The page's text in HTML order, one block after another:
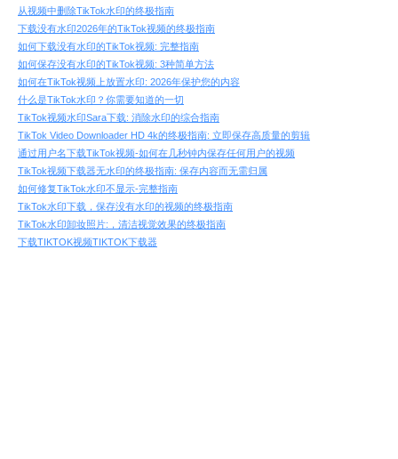
从视频中删除TikTok水印的终极指南
下载没有水印2026年的TikTok视频的终极指南
如何下载没有水印的TikTok视频: 完整指南
如何保存没有水印的TikTok视频: 3种简单方法
如何在TikTok视频上放置水印: 2026年保护您的内容
什么是TikTok水印？你需要知道的一切
TikTok视频水印Sara下载: 消除水印的综合指南
TikTok Video Downloader HD 4k的终极指南: 立即保存高质量的剪辑
通过用户名下载TikTok视频-如何在几秒钟内保存任何用户的视频
TikTok视频下载器无水印的终极指南: 保存内容而无需归属
如何修复TikTok水印不显示-完整指南
TikTok水印下载，保存没有水印的视频的终极指南
TikTok水印卸妆照片:，清洁视觉效果的终极指南
下载TIKTOK视频TIKTOK下载器